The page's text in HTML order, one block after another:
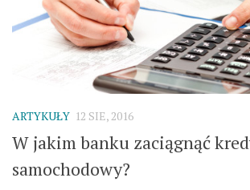
ARTYKUŁY 12 SIE, 2016
W jakim banku zaciągnąć
samochodowy?